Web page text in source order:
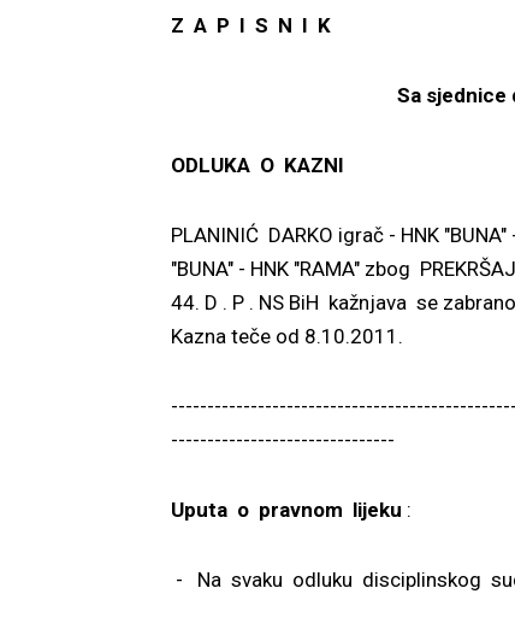
Z A P I S N I K
Sa sjednice
ODLUKA O KAZNI
PLANINIĆ DARKO igrač - HNK
"BUNA" - HNK "RAMA" zbog
44. D . P . NS BiH kažnjava se
Kazna teče od 8.10.2011.
-------------------------------
Uputa o pravnom lijeku :
- Na svaku odluku disciplinskog